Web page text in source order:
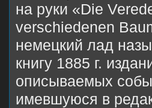
на руки «Die
verschiedenen
немецкий лад
книгу 1885 г.
описываемых
имевшуюся в